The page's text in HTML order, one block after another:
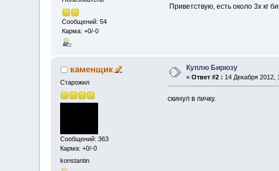
Сообщений: 54
Карма: +0/-0
Приветствую, есть около 3х кг
каменщик
Старожил
Сообщений: 363
Карма: +0/-0
konstantin
Куплю Бирюзу
«Ответ #2 : 14 Декабря 2012,
скинул в личку.